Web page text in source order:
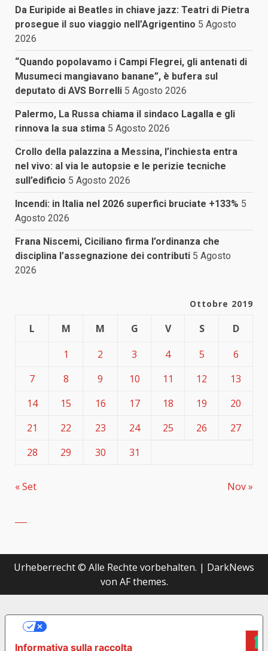
Da Euripide ai Beatles in chiave jazz: Teatri di Pietra
prosegue il suo viaggio nell’Agrigentino 5 Agosto
2026
“Quando popolavamo i Campi Flegrei, gli antenati di
Musumeci mangiavano banane”, è bufera sul
deputato di AVS Borrelli 5 Agosto 2026
Palermo, La Russa chiama il sindaco Lagalla e gli
rinnova la sua stima 5 Agosto 2026
Crollo della palazzina a Messina, l’inchiesta entra
nel vivo: al via le autopsie e le perizie tecniche
sull’edificio 5 Agosto 2026
Incendi: in Italia nel 2026 superfici bruciate +133% 5
Agosto 2026
Frana Niscemi, Ciciliano firma l’ordinanza che
disciplina l’assegnazione dei contributi 5 Agosto
2026
Ottobre 2019
L M M G V S
D
1
2 3 4 5
6
7
8 9 10 11 12
13
14
15 16 17 18 19
20
21
22 23 24 25 26
27
28
29 30 31
« Set Nov »
Urheberrecht © Alle Rechte vorbehalten. | DarkNews
von AF themes.
Informativa sulla raccolta